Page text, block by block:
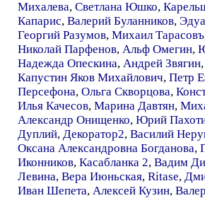
Михалева, Светлана Юшко,
Капарис, Валерий Буланников,
Георгий Разумов, Михаил Тарасовъ
Николай Парфенов, Альф Омегин,
Надежда Опескина, Андрей Звягин,
Капустин Яков Михайлович, Петр
Персефона, Ольга Скворцова,
Илья Качесов, Марина Давтян,
Александр Онищенко, Юрий
Дуплий, Декоратор2, Василий
Оксана Александровна Богданова,
Иконников, Касабланка 2, Вадим
Левина, Вера Июньская, Ritase,
Иван Шепета, Алексей Кузин,